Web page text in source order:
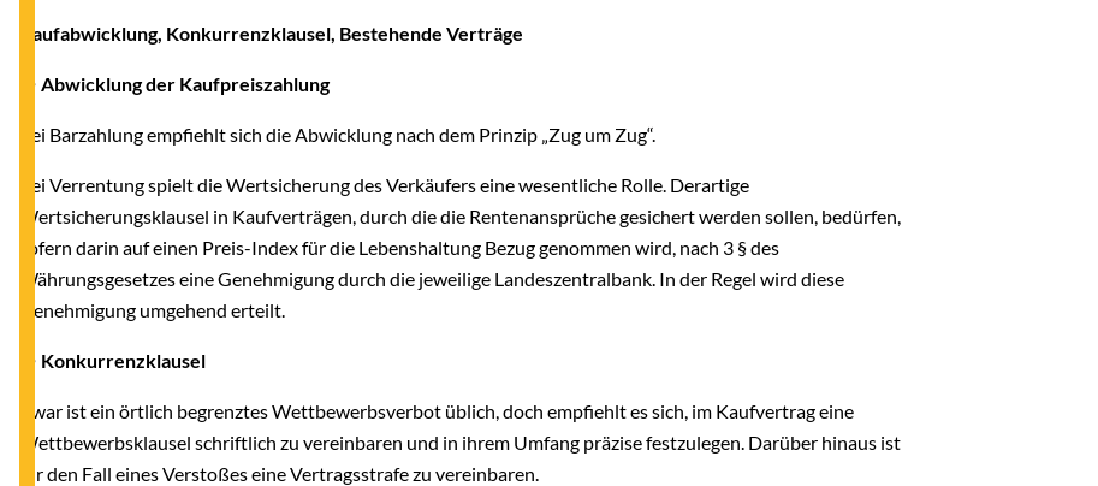
Kaufabwicklung, Konkurrenzklausel, Bestehende Verträge
● Abwicklung der Kaufpreiszahlung
Bei Barzahlung empfiehlt sich die Abwicklung nach dem Prinzip „Zug um Zug“.
Bei Verrentung spielt die Wertsicherung des Verkäufers eine wesentliche Rolle. Derartige
Wertsicherungsklausel in Kaufverträgen, durch die die Rentenansprüche gesichert werden sollen, bedürfen,
sofern darin auf einen Preis-Index für die Lebenshaltung Bezug genommen wird, nach 3 § des
Währungsgesetzes eine Genehmigung durch die jeweilige Landeszentralbank. In der Regel wird diese
Genehmigung umgehend erteilt.
● Konkurrenzklausel
Zwar ist ein örtlich begrenztes Wettbewerbsverbot üblich, doch empfiehlt es sich, im Kaufvertrag eine
Wettbewerbsklausel schriftlich zu vereinbaren und in ihrem Umfang präzise festzulegen. Darüber hinaus ist
für den Fall eines Verstoßes eine Vertragsstrafe zu vereinbaren.